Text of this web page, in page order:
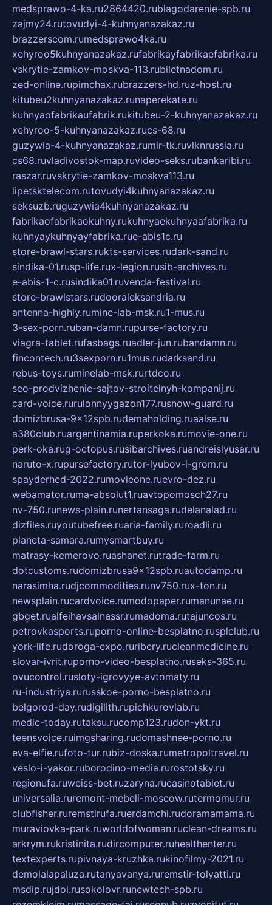
medsprawo-4-ka.ru2864420.rublagodarenie-spb.ru
zajmy24.rutovudyi-4-kuhnyanazakaz.ru
brazzerscom.rumedsprawo4ka.ru
xehyroo5kuhnyanazakaz.rufabrikayfabrikaefabrika.ru
vskrytie-zamkov-moskva-113.rubiletnadom.ru
zed-online.rupimchax.rubrazzers-hd.ruz-host.ru
kitubeu2kuhnyanazakaz.runaperekate.ru
kuhnyaofabrikaufabrik.rukitubeu-2-kuhnyanazakaz.ru
xehyroo-5-kuhnyanazakaz.rucs-68.ru
guzywia-4-kuhnyanazakaz.rumir-tk.ruvlknrussia.ru
cs68.ruvladivostok-map.ruvideo-seks.rubankaribi.ru
raszar.ruvskrytie-zamkov-moskva113.ru
lipetsktelecom.rutovudyi4kuhnyanazakaz.ru
seksuzb.ruguzywia4kuhnyanazakaz.ru
fabrikaofabrikaokuhny.rukuhnyaekuhnyaafabrika.ru
kuhnyaykuhnyayfabrika.rue-abis1c.ru
store-brawl-stars.rukts-services.rudark-sand.ru
sindika-01.rusp-life.rux-legion.rusib-archives.ru
e-abis-1-c.rusindika01.ruvenda-festival.ru
store-brawlstars.rudooraleksandria.ru
antenna-highly.rumine-lab-msk.ru1-mus.ru
3-sex-porn.ruban-damn.rupurse-factory.ru
viagra-tablet.rufasbags.ruadler-jun.rubandamn.ru
fincontech.ru3sexporn.ru1mus.rudarksand.ru
rebus-toys.ruminelab-msk.rurtdco.ru
seo-prodvizhenie-sajtov-stroitelnyh-kompanij.ru
card-voice.rurulonnyygazon177.rusnow-guard.ru
domizbrusa-9x12spb.rudemaholding.ruaalse.ru
a380club.ruargentinamia.ruperkoka.rumovie-one.ru
perk-oka.rug-octopus.rusibarchives.ruandreislyusar.ru
naruto-x.rupursefactory.rutor-lyubov-i-grom.ru
spayderhed-2022.rumovieone.ruevro-dez.ru
webamator.ruma-absolut1.ruavtopomosch27.ru
nv-750.runews-plain.runertansaga.rudelanalad.ru
dizfiles.ruyoutubefree.ruaria-family.ruroadli.ru
planeta-samara.rumysmartbuy.ru
matrasy-kemerovo.ruashanet.rutrade-farm.ru
dotcustoms.rudomizbrusa9x12spb.ruautodamp.ru
narasimha.rudjcommodities.runv750.rux-ton.ru
newsplain.rucardvoice.rumodopaper.rumanunae.ru
gbget.rualfeihavsalnassr.rumadoma.rutajuncos.ru
petrovkasports.ruporno-online-besplatno.rusplclub.ru
york-life.rudoroga-expo.ruribery.rucleanmedicine.ru
slovar-ivrit.ruporno-video-besplatno.ruseks-365.ru
ovucontrol.rusloty-igrovyye-avtomaty.ru
ru-industriya.rurusskoe-porno-besplatno.ru
belgorod-day.rudigilith.rupichkurovlab.ru
medic-today.rutaksu.rucomp123.rudon-ykt.ru
teensvoice.ruimgsharing.rudomashnee-porno.ru
eva-elfie.rufoto-tur.rubiz-doska.rumetropoltravel.ru
veslo-i-yakor.ruborodino-media.rurostotsky.ru
regionufa.ruweiss-bet.ruzaryna.rucasinotablet.ru
universalia.ruremont-mebeli-moscow.rutermomur.ru
clubfisher.ruremstirufa.ruerdamchi.rudoramamama.ru
muraviovka-park.ruworldofwoman.ruclean-dreams.ru
arkrym.rukristinita.rudircomputer.ruhealthenter.ru
textexperts.rupivnaya-kruzhka.rukinofilmy-2021.ru
demolalapaluza.rutanyavanya.ruremstir-tolyatti.ru
msdip.rujdol.rusokolovr.runewtech-spb.ru